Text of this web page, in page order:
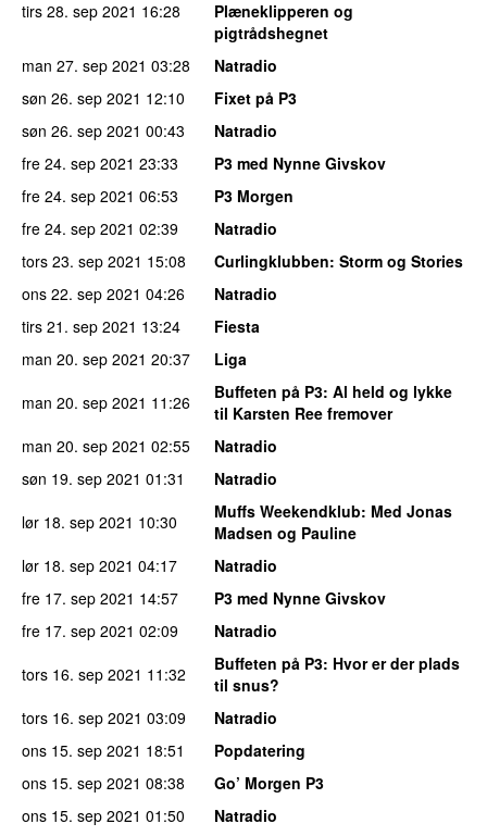
tirs 28. sep 2021 16:28
Plæneklipperen og
pigtrådshegnet
man 27. sep 2021 03:28
Natradio
søn 26. sep 2021 12:10
Fixet på P3
søn 26. sep 2021 00:43
Natradio
fre 24. sep 2021 23:33
P3 med Nynne Givskov
fre 24. sep 2021 06:53
P3 Morgen
fre 24. sep 2021 02:39
Natradio
tors 23. sep 2021 15:08 Curlingklubben: Storm og Stories
ons 22. sep 2021 04:26
Natradio
tirs 21. sep 2021 13:24
Fiesta
man 20. sep 2021 20:37
Liga
man 20. sep 2021 11:26 Buffeten på P3: Al held og lykke
til Karsten Ree fremover
man 20. sep 2021 02:55
Natradio
søn 19. sep 2021 01:31
Natradio
lør 18. sep 2021 10:30 Muffs Weekendklub: Med Jonas
Madsen og Pauline
lør 18. sep 2021 04:17
Natradio
fre 17. sep 2021 14:57
P3 med Nynne Givskov
fre 17. sep 2021 02:09
Natradio
tors 16. sep 2021 11:32 Buffeten på P3: Hvor er der plads
til snus?
tors 16. sep 2021 03:09
Natradio
ons 15. sep 2021 18:51
Popdatering
ons 15. sep 2021 08:38
Go’ Morgen P3
ons 15. sep 2021 01:50
Natradio